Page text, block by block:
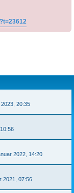
20:35
2022, 14:20
2021, 07:56